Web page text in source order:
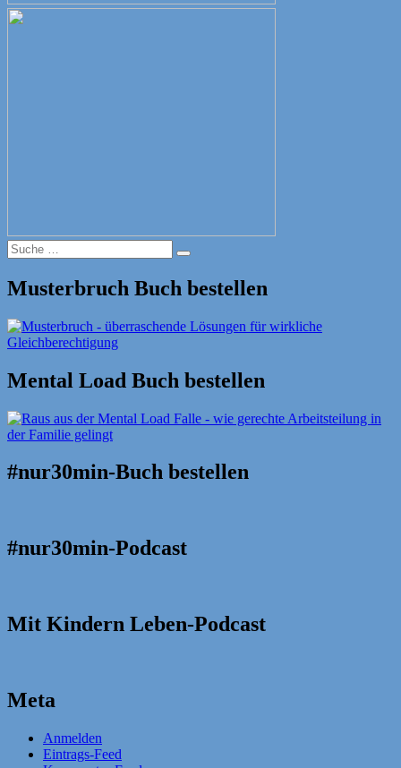
Suche
nach:
Suche
Musterbruch Buch bestellen
Mental Load Buch bestellen
#nur30min-Buch bestellen
#nur30min-Podcast
Mit Kindern Leben-Podcast
Meta
Anmelden
Eintrags-Feed